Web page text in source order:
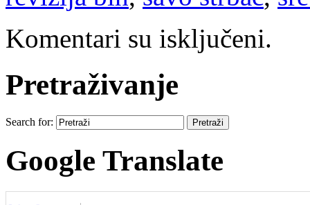
Komentari su isključeni.
Pretraživanje
Search for:
Google Translate